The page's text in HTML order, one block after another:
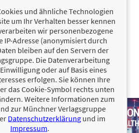
und ähnliche Technologien
um Ihr Verhalten besser kennen
wir personenbezogene
IP-Adresse (anonymisiert durch
bleiben auf den Servern der
Die Datenverarbeitung
oder auf Basis eines
erfolgen. Sie können Ihre
das Cookie-Symbol rechts unten
Weitere Informationen zum
zur Münchner Verlagsgruppe
Datenschutzerklärung und im
Impressum.